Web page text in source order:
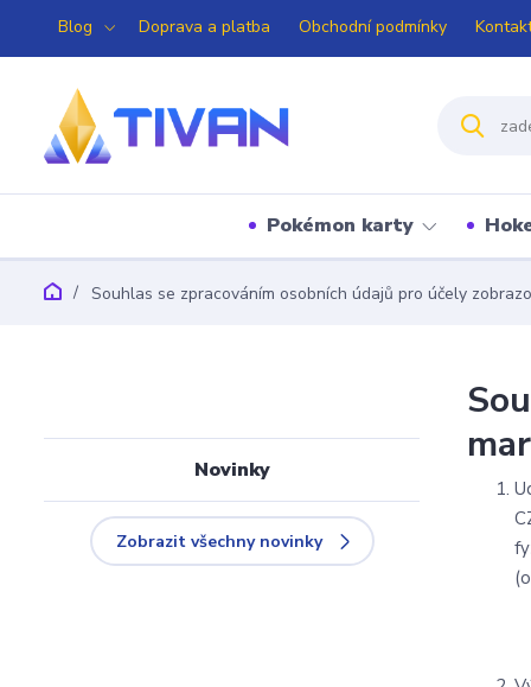
Blog Doprava a platba Obchodní podmínky
Pokémon karty
Souhlas se zpracováním osobních údajů pro účely
Novinky
Zobrazit všechny novinky